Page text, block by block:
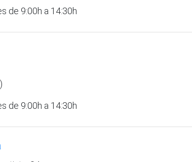
de 9:00h a 14:30h
de 9:00h a 14:30h